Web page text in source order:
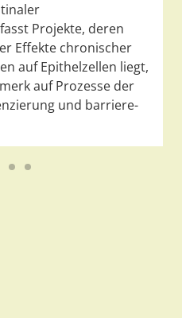
Projekte, deren
Effekte chronischer
auf Epithelzellen liegt,
auf Prozesse der
und barriere-